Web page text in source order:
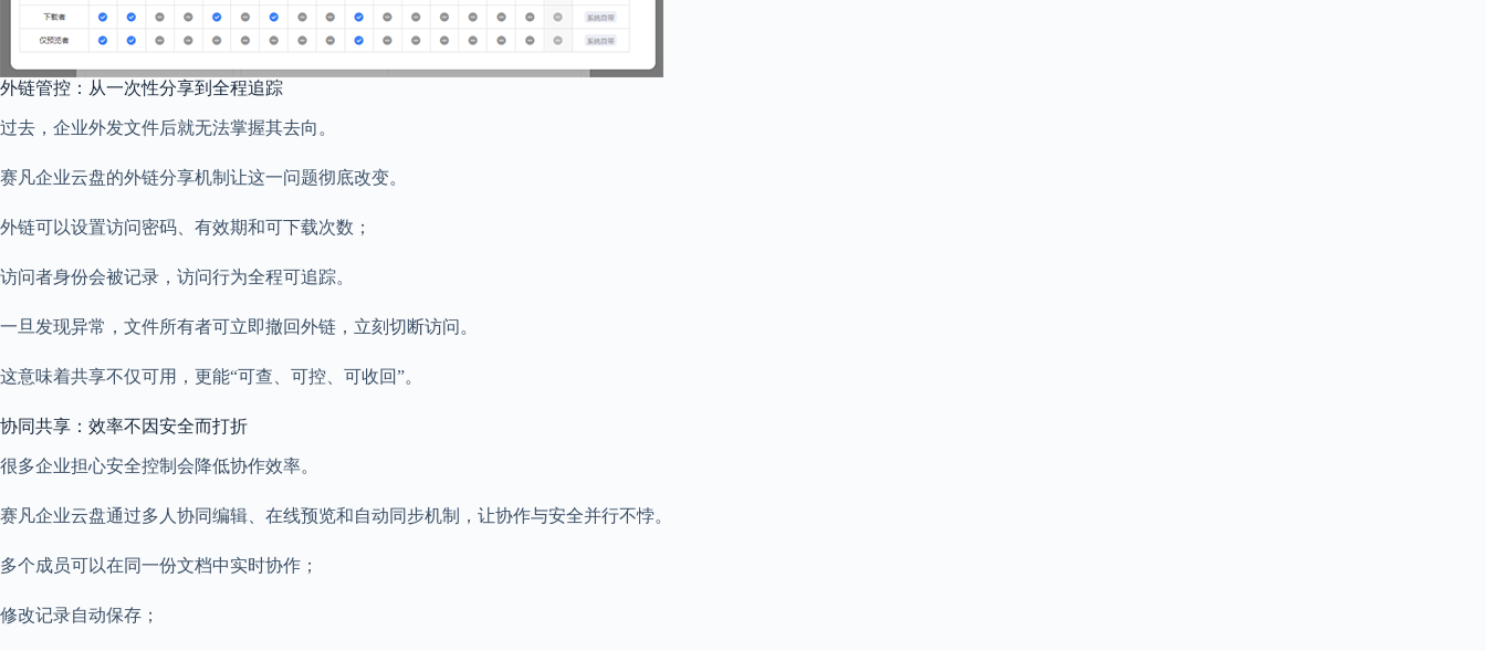
外链管控：从一次性分享到全程追踪
过去，企业外发文件后就无法掌握其去向。
赛凡企业云盘的外链分享机制让这一问题彻底改变。
外链可以设置访问密码、有效期和可下载次数；
访问者身份会被记录，访问行为全程可追踪。
一旦发现异常，文件所有者可立即撤回外链，立刻切断访问。
这意味着共享不仅可用，更能“可查、可控、可收回”。
协同共享：效率不因安全而打折
很多企业担心安全控制会降低协作效率。
赛凡企业云盘通过多人协同编辑、在线预览和自动同步机制，让协作与安全并行不悖。
多个成员可以在同一份文档中实时协作；
修改记录自动保存；